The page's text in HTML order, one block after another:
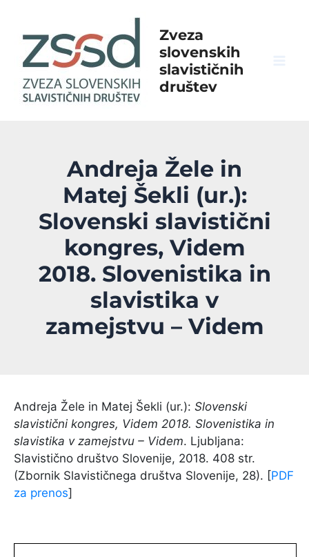
content
Zveza
slovenskih
slavističnih
društev
Andreja Žele in
Matej Šekli (ur.):
Slovenski slavistični
kongres, Videm
2018. Slovenistika in
slavistika v
zamejstvu – Videm
Andreja Žele in Matej Šekli (ur.): Slovenski
slavistični kongres, Videm 2018. Slovenistika in
slavistika v zamejstvu – Videm. Ljubljana:
Slavistično društvo Slovenije, 2018. 408 str.
(Zbornik Slavističnega društva Slovenije, 28). [PDF
za prenos]